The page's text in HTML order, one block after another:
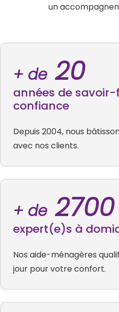
un
+ de 20
années de
confiance
Depuis 2004, nous
avec nos clients.
+ de 2700
expert(e)s à
Nos aide-ménagères
jour pour votre confort.